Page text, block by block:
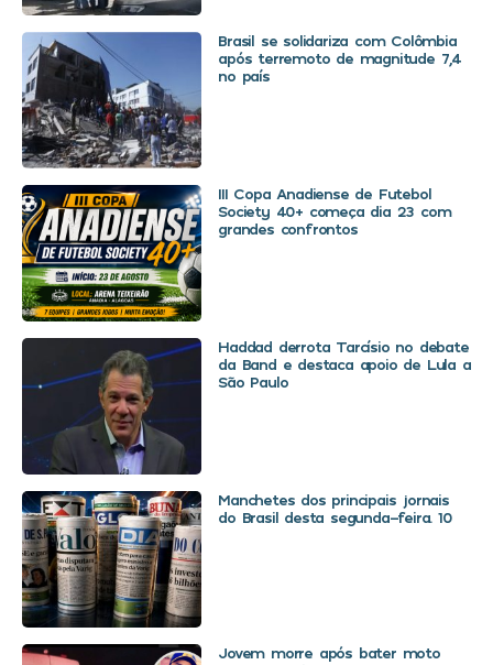
Brasil se solidariza com Colômbia
após terremoto de magnitude 7,4
no país
III Copa Anadiense de Futebol
Society 40+ começa dia 23 com
grandes confrontos
Haddad derrota Tarcísio no debate
da Band e destaca apoio de Lula a
São Paulo
Manchetes dos principais jornais
do Brasil desta segunda-feira. 10
Jovem morre após bater moto